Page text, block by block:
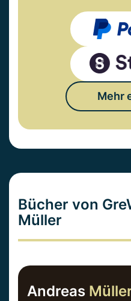
Mehr
Bücher von
Müller
Andreas